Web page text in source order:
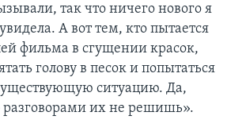
так что ничего нового я
А вот тем, кто пытается
фильма в сгущении красок,
голову в песок и попытаться
ситуацию. Да,
разговорами их не решишь».